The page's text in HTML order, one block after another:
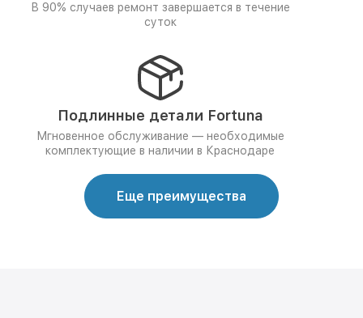
В 90% случаев ремонт завершается в течение
суток
Подлинные детали Fortuna
Мгновенное обслуживание — необходимые
комплектующие в наличии в Краснодаре
Еще преимущества